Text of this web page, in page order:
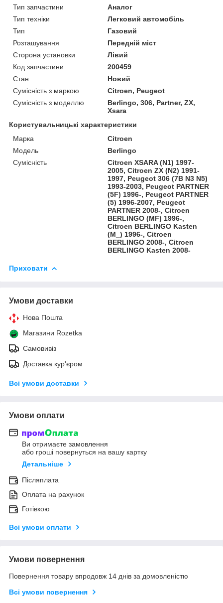
Тип запчастини
Аналог
Тип техніки
Легковий автомобіль
Тип
Газовий
Розташування
Передній міст
Сторона установки
Лівий
Код запчастини
200459
Стан
Новий
Сумісність з маркою
Citroen, Peugeot
Сумісність з моделлю
Berlingo, 306, Partner, ZX,
Xsara
Користувальницькі характеристики
Марка
Citroen
Модель
Berlingo
Сумісність
Citroen XSARA (N1) 1997-
2005, Citroen ZX (N2) 1991-
1997, Peugeot 306 (7B N3 N5)
1993-2003, Peugeot PARTNER
(5F) 1996-, Peugeot PARTNER
(5) 1996-2007, Peugeot
PARTNER 2008-, Citroen
BERLINGO (MF) 1996-,
Citroen BERLINGO Kasten
(M_) 1996-, Citroen
BERLINGO 2008-, Citroen
BERLINGO Kasten 2008-
Приховати
Умови доставки
Нова Пошта
Магазини Rozetka
Самовивіз
Доставка кур'єром
Всі умови доставки
Умови оплати
Ви отримаєте замовлення
або гроші повернуться на вашу картку
Детальніше
Післяплата
Оплата на рахунок
Готівкою
Всі умови оплати
Умови повернення
Повернення товару впродовж 14 днів за домовленістю
Всі умови повернення